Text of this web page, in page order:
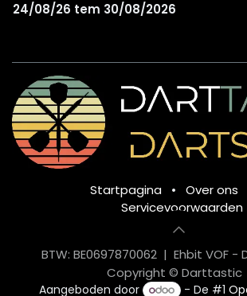
24/08/26 tem 30/08/2026
Startpagina • Over ons
Servicevoorwaarden
BTW: BE0697870062 | Ehbit VOF
Copyright © Darttastic
Aangeboden door - De #1